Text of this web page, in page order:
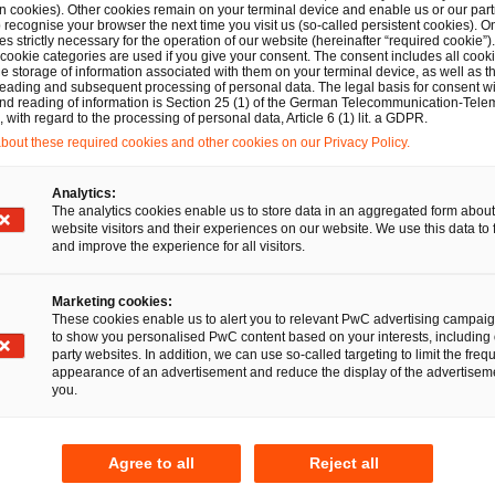
mit dem Thema Whistleblower im Unternehmen
ist vor dem Hintergrund der gesetzlichen
Geheimhaltungsmaßnahmen ergriffen werden,
der Definition des Geschäftsgeheimnisses
Schutzmaßnahme richtet sich nach den Umständen
werden. In Betracht gezogen werden müssen der
die Entwicklungskosten, die Bedeutung für das
im Unternehmen, die Art der Kennzeichnung der
Regelungen mit Arbeitnehmern und
kommen sowohl organisatorische
in Betracht.
cookies). Other cookies remain on your terminal device and enable us or our
your browser the next time you visit us (so-called persistent cookies).
strictly necessary for the operation of our website (hereinafter “required
categories are used if you give your consent. The consent includes all
storage of information associated with them on your terminal device, as well as
and subsequent processing of personal data. The legal basis for consent
reading of information is Section 25 (1) of the German Telecommunication-
with regard to the processing of personal data, Article 6 (1) lit. a GDPR.
these required cookies and other cookies on our Privacy Policy.
Analytics:
The analytics cookies enable us to store data in an aggregated form
website visitors and their experiences on our website. We use this data to
and improve the experience for all visitors.
Marketing cookies:
These cookies enable us to alert you to relevant PwC advertising
to show you personalised PwC content based on your interests, including
party websites. In addition, we can use so-called targeting to limit the
appearance of an advertisement and reduce the display of the
you.
Agree to all Reject all